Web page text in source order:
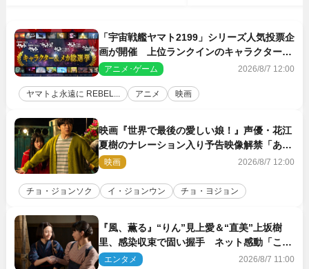
「宇宙戦艦ヤマト2199」シリーズ人気投票企
画が開催 上位ランクインのキャラクター＆
メカは新規描き下ろしイラストを制作
アニメ･ゲーム 2026/8/7 12:00
ヤマトよ永遠に REBEL... アニメ 映画
映画『世界で最後の愛しい娘！』声優・花江
夏樹のナレーション入り予告映像解禁「あふ
れ出る温かさに涙が止まらない！」
映画 2026/8/7 12:00
チョ・ジョンソク イ・ジョンウン チョ・ヨジョン
『風、薫る』“りん”見上愛＆“直美”上坂樹
里、感染収束で固い握手 ネット感動「この
バディは最強」「アツい」
エンタメ 2026/8/7 11:00